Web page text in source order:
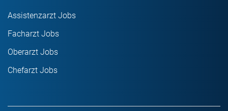
Assistenzarzt Jobs
Facharzt Jobs
Oberarzt Jobs
Chefarzt Jobs